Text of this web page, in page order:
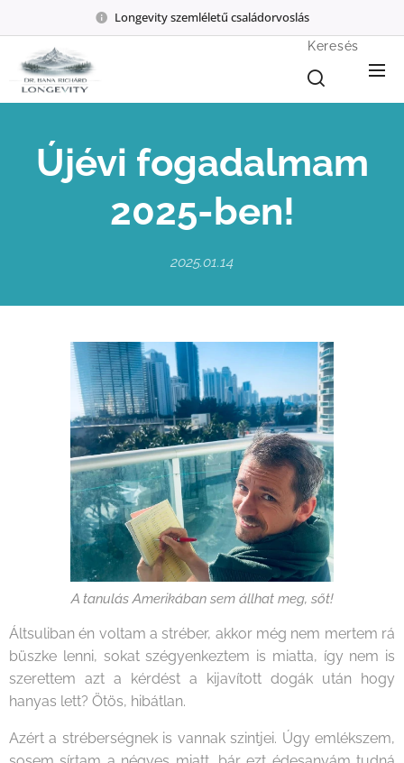
Longevity szemléletű családorvoslás
Keresés
Újévi fogadalmam
2025-ben!
2025.01.14
A tanulás Amerikában sem állhat meg, sőt!
Áltsuliban én voltam a stréber, akkor még nem mertem rá
büszke lenni, sokat szégyenkeztem is miatta, így nem is
szerettem azt a kérdést a kijavított dogák után hogy
hanyas lett? Ötös, hibátlan.
Azért a stréberségnek is vannak szintjei. Úgy emlékszem,